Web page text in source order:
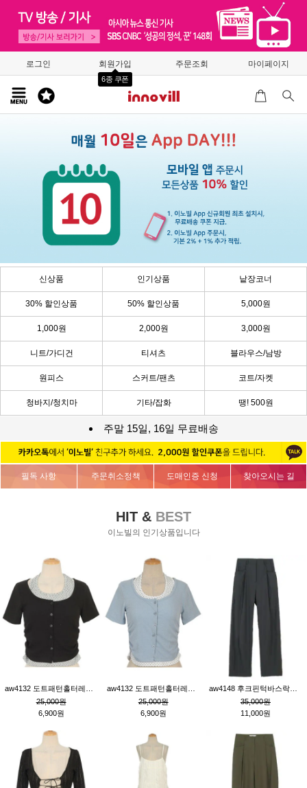
로그인 회원가입
6종 쿠폰
주문조회 마이페이지
신상품 인기상품 낱장코너
30% 할인상품 50% 할인상품 5,000원
1,000원 2,000원 3,000원
니트/가디건 티셔츠 블라우스/남방
원피스 스커트/팬츠 코트/자켓
청바지/청치마 기타/잡화 땡! 500원
주말 15일, 16일 무료배송
필독 사항 주문취소정책 도매인증 신청 찾아오시는 길
HIT & BEST
이노빌의 인기상품입니다
25,000원
6,900원
25,000원
6,900원
35,000원
11,000원